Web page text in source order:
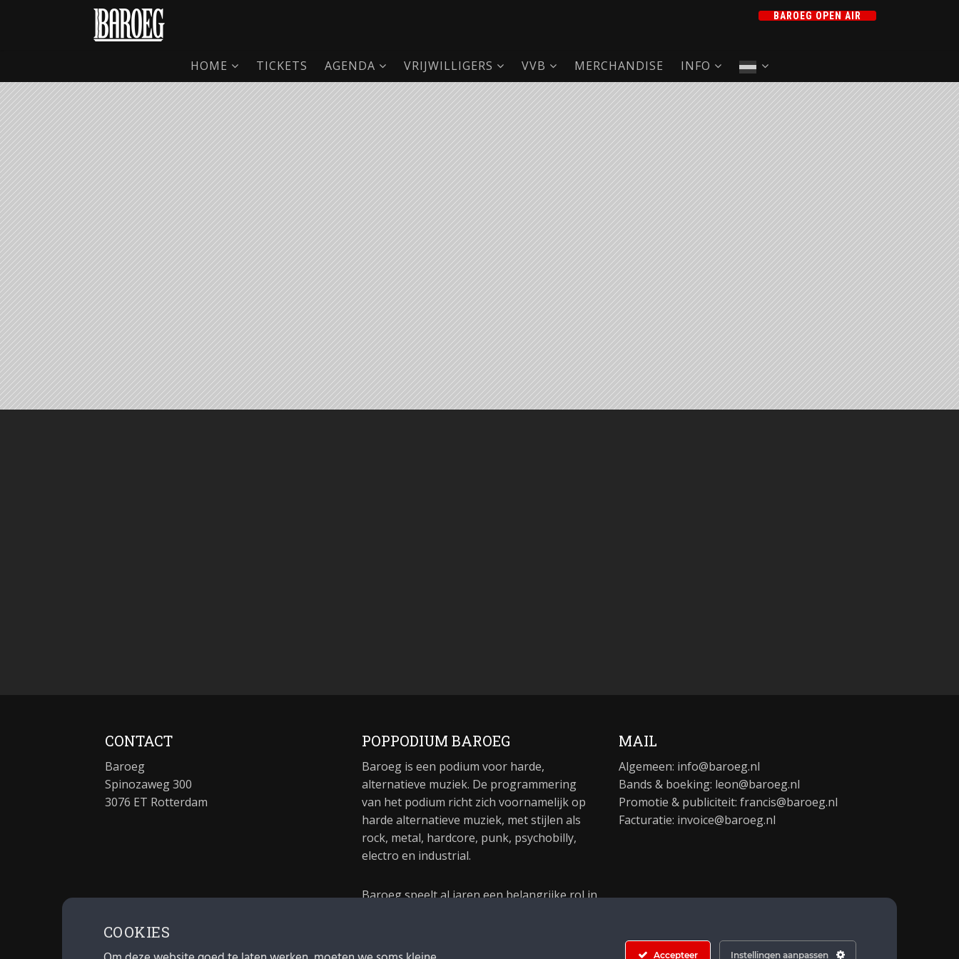
BAROEG OPEN AIR
HOME TICKETS AGENDA VRIJWILLIGERS VVB MERCHANDISE INFO
CONTACT
Baroeg
Spinozaweg 300
3076 ET Rotterdam
POPPODIUM BAROEG
Baroeg is een podium voor harde,
alternatieve muziek. De programmering
van het podium richt zich voornamelijk op
harde alternatieve muziek, met stijlen als
rock, metal, hardcore, punk, psychobilly,
electro en industrial.
Baroeg speelt al jaren een belangrijke rol in
MAIL
Algemeen: info@baroeg.nl
Bands & boeking: leon@baroeg.nl
Promotie & publiciteit: francis@baroeg.nl
Facturatie: invoice@baroeg.nl
COOKIES
Accepteer Instellingen aanpassen